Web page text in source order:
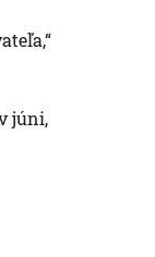
júni,